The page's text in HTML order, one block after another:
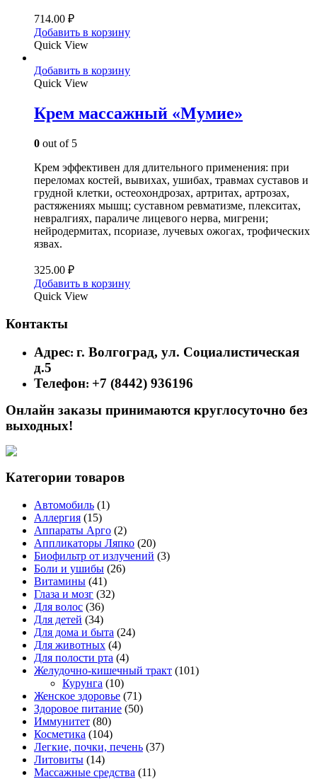
714.00 ₽
Добавить в корзину
Quick View
Добавить в корзину
Quick View
Крем массажный «Мумие»
0 out of 5
Крем эффективен для длительного применения: при
переломах костей, вывихах, ушибах, травмах суставов и
грудной клетки, остеохондрозах, артритах, артрозах,
растяжениях мышц; суставном ревматизме, плекситах,
невралгиях, параличе лицевого нерва, мигрени;
нейродермитах, псориазе, лучевых ожогах, трофических
язвах.
325.00 ₽
Добавить в корзину
Quick View
Контакты
Адрес: г. Волгоград, ул. Социалистическая
д.5
Телефон: +7 (8442) 936196
Онлайн заказы принимаются круглосуточно без
выходных!
Категории товаров
Автомобиль (1)
Аллергия (15)
Аппараты Арго (2)
Аппликаторы Ляпко (20)
Биофильтр от излучений (3)
Боли и ушибы (26)
Витамины (41)
Глаза и мозг (32)
Для волос (36)
Для детей (34)
Для дома и быта (24)
Для животных (4)
Для полости рта (4)
Желудочно-кишечный тракт (101)
Курунга (10)
Женское здоровье (71)
Здоровое питание (50)
Иммунитет (80)
Косметика (104)
Легкие, почки, печень (37)
Литовиты (14)
Массажные средства (11)